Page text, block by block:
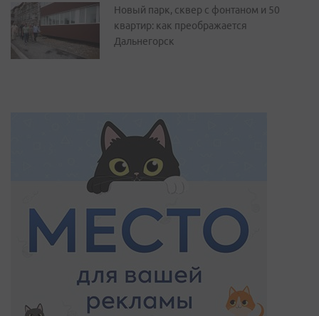
Новый парк, сквер с фонтаном и 50
квартир: как преображается
Дальнегорск